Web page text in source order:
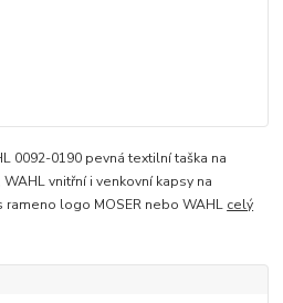
0092-0190 pevná textilní taška na
vnitřní i venkovní kapsy na
logo MOSER nebo WAHL celý